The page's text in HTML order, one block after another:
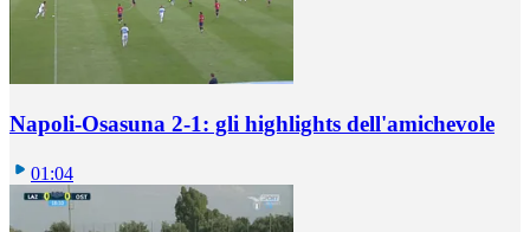
Napoli-Osasuna 2-1: gli highlights dell'amichevole
01:04